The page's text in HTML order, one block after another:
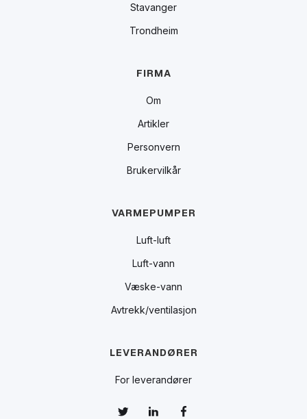
Stavanger
Trondheim
FIRMA
Om
Artikler
Personvern
Brukervilkår
VARMEPUMPER
Luft-luft
Luft-vann
Væske-vann
Avtrekk/ventilasjon
LEVERANDØRER
For leverandører